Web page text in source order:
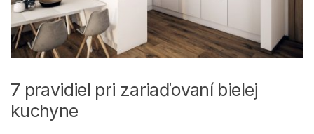
7 pravidiel pri zariaďovaní bielej
kuchyne